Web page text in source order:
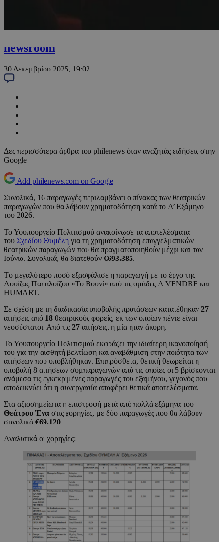
newsroom
30 Δεκεμβρίου 2025, 19:02
Δες περισσότερα άρθρα του philenews όταν αναζητάς ειδήσεις στην
Google
Add philenews.com on Google
Συνολικά, 16 παραγωγές περιλαμβάνει ο πίνακας των θεατρικών
παραγωγών που θα λάβουν χρηματοδότηση κατά το A’ Εξάμηνο
του 2026.
Το Υφυπουργείο Πολιτισμού ανακοίνωσε τα αποτελέσματα
του Σχεδίου Θυμέλη για τη χρηματοδότηση επαγγελματικών
θεατρικών παραγωγών που θα πραγματοποιηθούν μέχρι και τον
Ιούνιο. Συνολικά, θα διατεθούν €693.385.
Tο μεγαλύτερο ποσό εξασφάλισε η παραγωγή με το έργο της
Λουίζας Παπαλοΐζου «Το Βουνί» από τις ομάδες A VENDRE και
HUMART.
Σε σχέση με τη διαδικασία υποβολής προτάσεων κατατέθηκαν 27
αιτήσεις από 18 θεατρικούς φορείς, εκ των οποίων πέντε είναι
νεοσύστατοι. Από τις 27 αιτήσεις, η μία ήταν άκυρη.
Το Υφυπουργείο Πολιτισμού εκφράζει την ιδιαίτερη ικανοποίησή
του για την αισθητή βελτίωση και αναβάθμιση στην ποιότητα των
αιτήσεων που υποβλήθηκαν. Επιπρόσθετα, θετική θεωρείται η
υποβολή 8 αιτήσεων συμπαραγωγών από τις οποίες οι 5 βρίσκονται
ανάμεσα τις εγκεκριμένες παραγωγές του εξαμήνου, γεγονός που
αποδεικνύει ότι η συνεργασία αποφέρει θετικά αποτελέσματα.
Στα αξιοσημείωτα η επιστροφή μετά από πολλά εξάμηνα του
Θεάτρου Ένα στις χορηγίες, με δύο παραγωγές που θα λάβουν
συνολικά €69.120.
Αναλυτικά οι χορηγίες: